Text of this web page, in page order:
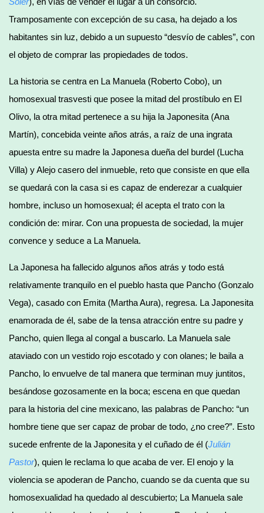
Tramposamente con excepción de su casa, ha dejado a los
habitantes sin luz, debido a un supuesto “desvío de cables”, con
el objeto de comprar las propiedades de todos.
La historia se centra en La Manuela (Roberto Cobo), un
homosexual trasvesti que posee la mitad del prostíbulo en El
Olivo, la otra mitad pertenece a su hija la Japonesita (Ana
Martín), concebida veinte años atrás, a raíz de una ingrata
apuesta entre su madre la Japonesa dueña del burdel (Lucha
Villa) y Alejo casero del inmueble, reto que consiste en que ella
se quedará con la casa si es capaz de enderezar a cualquier
hombre, incluso un homosexual; él acepta el trato con la
condición de: mirar. Con una propuesta de sociedad, la mujer
convence y seduce a La Manuela.
La Japonesa ha fallecido algunos años atrás y todo está
relativamente tranquilo en el pueblo hasta que Pancho (Gonzalo
Vega), casado con Emita (Martha Aura), regresa. La Japonesita
enamorada de él, sabe de la tensa atracción entre su padre y
Pancho, quien llega al congal a buscarlo. La Manuela sale
ataviado con un vestido rojo escotado y con olanes; le baila a
Pancho, lo envuelve de tal manera que terminan muy juntitos,
besándose gozosamente en la boca; escena en que quedan
para la historia del cine mexicano, las palabras de Pancho: “un
hombre tiene que ser capaz de probar de todo, ¿no cree?”. Esto
sucede enfrente de la Japonesita y el cuñado de él (Julián
Pastor), quien le reclama lo que acaba de ver. El enojo y la
violencia se apoderan de Pancho, cuando se da cuenta que su
homosexualidad ha quedado al descubierto; La Manuela sale